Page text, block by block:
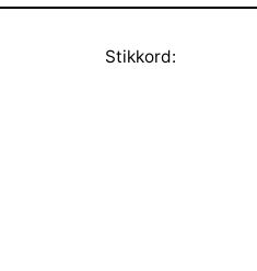
Stikkord: